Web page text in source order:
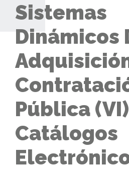
Sistemas
Dinámicos
Pública
Catálogos